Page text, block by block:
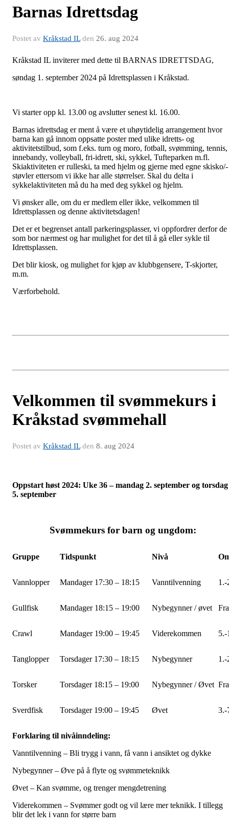
Barnas Idrettsdag
Postet av Kråkstad ILden 26. aug 2024
Kråkstad IL inviterer med dette til BARNAS IDRETTSDAG,
søndag 1. september 2024 på Idrettsplassen i Kråkstad.
Vi starter opp kl. 13.00 og avslutter senest kl. 16.00.
Barnas idrettsdag er ment å være et uhøytidelig arrangement hvor
barna kan gå innom oppsatte poster med ulike idretts- og
aktivitetstilbud, som f.eks. turn og moro, fotball, svømming, tennis,
innebandy, volleyball, fri-idrett, ski, sykkel, Tufteparken m.fl.
Skiaktiviteten er rulleski, ta med hjelm og gjerne med egne skisko/-
støvler ettersom vi ikke har alle størrelser. Skal du delta i
sykkelaktiviteten må du ha med deg sykkel og hjelm.
Vi ønsker alle, om du er medlem eller ikke, velkommen til
Idrettsplassen og denne aktivitetsdagen!
Det er et begrenset antall parkeringsplasser, vi oppfordrer derfor de
som bor nærmest og har mulighet for det til å gå eller sykle til
Idrettsplassen.
Det blir kiosk, og mulighet for kjøp av klubbgensere, T-skjorter,
m.m.
Værforbehold.
Velkommen til svømmekurs i
Kråkstad svømmehall
Postet av Kråkstad ILden 8. aug 2024
Oppstart høst 2024: Uke 36 – mandag 2. september og torsdag
5. september
Svømmekurs for barn og ungdom:
Gruppe Tidspunkt Nivå
Vannlopper Mandager 17:30 – 18:15 Vanntilvenning 1.-
Gullfisk Mandager 18:15 – 19:00 Nybegynner / øvet
Crawl Mandager 19:00 – 19:45 Viderekommen 5.-
Tanglopper Torsdager 17:30 – 18:15 Nybegynner 1.-
Torsker Torsdager 18:15 – 19:00 Nybegynner / Øvet
Sverdfisk Torsdager 19:00 – 19:45 Øvet 3.-
Forklaring til nivåinndeling:
Vanntilvenning – Bli trygg i vann, få vann i ansiktet og dykke
Nybegynner – Øve på å flyte og svømmeteknikk
Øvet – Kan svømme, og trenger mengdetrening
Viderekommen – Svømmer godt og vil lære mer teknikk. I tillegg
blir det lek i vann for større barn